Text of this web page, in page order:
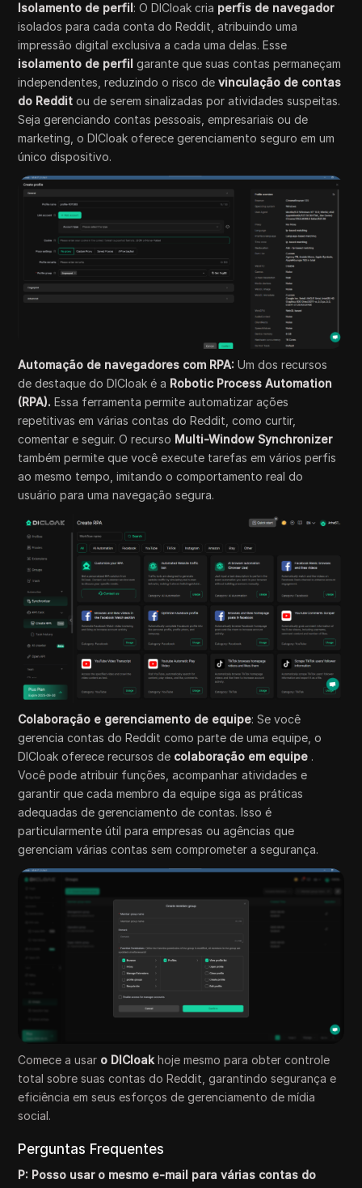
Isolamento de perfil: O DICloak cria perfis de navegador
isolados para cada conta do Reddit, atribuindo uma
impressão digital exclusiva a cada uma delas. Esse
isolamento de perfil garante que suas contas permaneçam
independentes, reduzindo o risco devinculação de contas
do Reddit ou de serem sinalizadas por atividades suspeitas.
Seja gerenciando contas pessoais, empresariais ou de
marketing, o DICloak oferece gerenciamento seguro em um
único dispositivo.
Automação de navegadores com RPA: Um dos recursos
de destaque do DICloak é a Robotic Process Automation
(RPA). Essa ferramenta permite automatizar ações
repetitivas em várias contas do Reddit, como curtir,
comentar e seguir. O recurso Multi-Window Synchronizer
também permite que você execute tarefas em vários perfis
ao mesmo tempo, imitando o comportamento real do
usuário para uma navegação segura.
Colaboração e gerenciamento de equipe: Se você
gerencia contas do Reddit como parte de uma equipe, o
DICloak oferece recursos de colaboração em equipe .
Você pode atribuir funções, acompanhar atividades e
garantir que cada membro da equipe siga as práticas
adequadas de gerenciamento de contas. Isso é
particularmente útil para empresas ou agências que
gerenciam várias contas sem comprometer a segurança.
Comece a usar o DICloak hoje mesmo para obter controle
total sobre suas contas do Reddit, garantindo segurança e
eficiência em seus esforços de gerenciamento de mídia
social.
Perguntas Frequentes
P: Posso usar o mesmo e-mail para várias contas do